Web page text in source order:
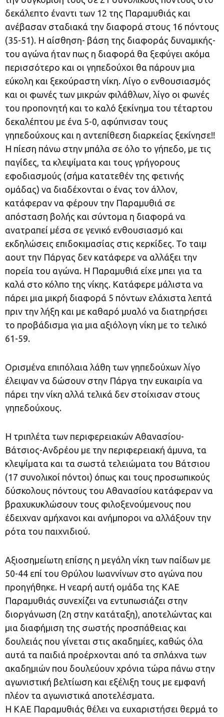
δεκάλεπτο έναντι των 12 της Παραμυθιάς και
ανέβασαν σταδιακά την διαφορά στους 16 πόντους
(35-51). Η αίσθηση- βάση της διαφοράς δυναμικής-
του αγώνα ήταν πως η διαφορά θα ξεφύγει ακόμα
περισσότερο και οι γηπεδούχοι θα πάρουν μια
εύκολη και ξεκούραστη νίκη. Λίγο ο ενθουσιασμός
και οι φωνές των μικρών φιλάθλων, λίγο οι φωνές
του προπονητή και το καλό ξεκίνημα του τέταρτου
δεκαλέπτου με ένα 5-0, αφύπνισαν τους
γηπεδούχους και η αντεπίθεση διαρκείας ξεκίνησε!!
Η πίεση πάνω στην μπάλα σε όλο το γήπεδο, με τις
παγίδες, τα κλεψίματα και τους γρήγορους
εφοδιασμούς (σήμα κατατεθέν της φετινής
ομάδας) να διαδέχονται ο ένας τον άλλον,
κατάφεραν να φέρουν την Παραμυθιά σε
απόσταση βολής και σύντομα η διαφορά να
ανατραπεί μέσα σε γενικό ενθουσιασμό και
εκδηλώσεις επιδοκιμασίας στις κερκίδες. Το ταιμ
αουτ την Πάργας δεν κατάφερε να αλλάξει την
πορεία του αγώνα. Η Παραμυθιά είχε μπει για τα
καλά στο κόλπο της νίκης. Κατάφερε μάλιστα να
πάρει μια μικρή διαφορά 5 πόντων ελάχιστα λεπτά
πριν την λήξη και με καθαρό μυαλό να διατηρήσει
το προβάδισμα για μια αξιόλογη νίκη με το τελικό
61-59.
Ορισμένα επιπόλαια λάθη των γηπεδούχων λίγο
έλειψαν να δώσουν στην Πάργα την ευκαιρία να
πάρει την νίκη αλλά τελικά δεν στοίχισαν στους
γηπεδούχους.
Η τριπλέτα των περιφερειακών Αθανασίου-
Βάτσιος-Ανδρέου με την περιφερειακή άμυνα, τα
κλεψίματα και τα σωστά τελειώματα του Βάτσιου
(17 συνολικοί πόντοι) όπως και τους προσωπικούς
δύσκολους πόντους του Αθανασίου κατάφεραν να
βραχυκυκλώσουν τους φιλοξενούμενους που
έδειχναν αμήχανοι και ανήμποροι να αλλάξουν την
ρότα του παιχνιδιού.
Αξιοσημείωτη επίσης η μεγάλη νίκη των παίδων με
50-44 επί του Θρύλου Ιωαννίνων στο αγώνα που
προηγήθηκε. Η νεαρή αυτή ομάδα της ΚΑΕ
Παραμυθιάς συνεχίζει να εντυπωσιάζει στην
διοργάνωση (2η στην κατάταξη), αποτελώντας και
μια διαφήμιση της σωστής προσπάθειας και
δουλειάς που γίνεται στις ακαδημίες, καθώς όλα
αυτά τα παιδιά προέρχονται από τα σπλάχνα των
ακαδημιών που δουλεύουν χρόνια τώρα πάνω στην
αγωνιστική βελτίωση και εξέλιξη τους με εμφανή
πλέον τα αγωνιστικά αποτελέσματα.
Η ΚΑΕ Παραμυθιάς θέλει να ευχαριστήσει θερμά το